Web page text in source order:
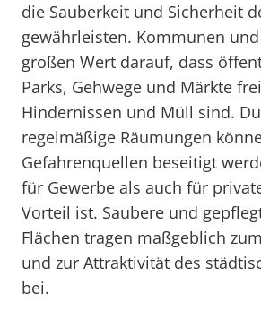
die Sauberkeit und Sicherheit
gewährleisten. Kommunen
großen Wert darauf, dass
Parks, Gehwege und Märkte
Hindernissen und Müll sind.
regelmäßige Räumungen
Gefahrenquellen beseitigt
für Gewerbe als auch für
Vorteil ist. Saubere und
Flächen tragen maßgeblich
und zur Attraktivität des
bei.